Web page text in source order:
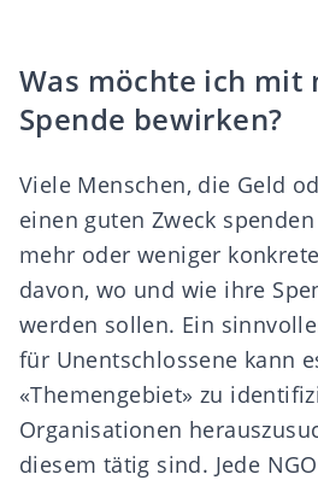
Was möchte ich mit
Spende bewirken?
Viele Menschen, die Geld
einen guten Zweck
mehr oder weniger
davon, wo und wie ihre
werden sollen. Ein
für Unentschlossene kann
«Themengebiet» zu
Organisationen
diesem tätig sind. Jede